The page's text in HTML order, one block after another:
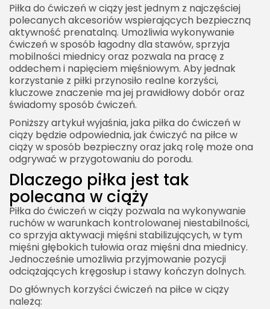
Piłka do ćwiczeń w ciąży jest jednym z najczęściej
polecanych akcesoriów wspierających bezpieczną
aktywność prenatalną. Umożliwia wykonywanie
ćwiczeń w sposób łagodny dla stawów, sprzyja
mobilności miednicy oraz pozwala na pracę z
oddechem i napięciem mięśniowym. Aby jednak
korzystanie z piłki przynosiło realne korzyści,
kluczowe znaczenie ma jej prawidłowy dobór oraz
świadomy sposób ćwiczeń.
Poniższy artykuł wyjaśnia, jaka piłka do ćwiczeń w
ciąży będzie odpowiednia, jak ćwiczyć na piłce w
ciąży w sposób bezpieczny oraz jaką rolę może ona
odgrywać w przygotowaniu do porodu.
Dlaczego piłka jest tak
polecana w ciąży
Piłka do ćwiczeń w ciąży pozwala na wykonywanie
ruchów w warunkach kontrolowanej niestabilności,
co sprzyja aktywacji mięśni stabilizujących, w tym
mięśni głębokich tułowia oraz mięśni dna miednicy.
Jednocześnie umożliwia przyjmowanie pozycji
odciążających kręgosłup i stawy kończyn dolnych.
Do głównych korzyści ćwiczeń na piłce w ciąży
należą: